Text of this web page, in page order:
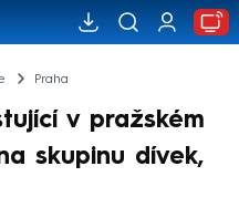
Praha
v pražském
skupinu dívek,